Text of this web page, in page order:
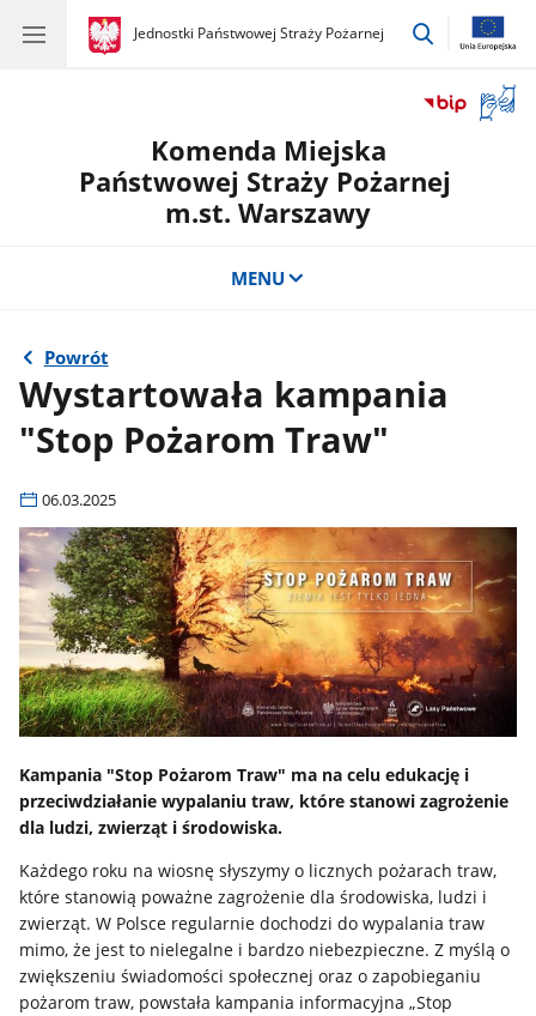
gov.pl
Jednostki Państwowej Straży Pożarnej
gov.pl
Jednostki
przejdź
okno
Komenda Miejska
Państwowej Straży Pożarnej
m.st. Warszawy
MENU
Powrót
Wystartowała kampania
"Stop Pożarom Traw"
06.03.2025
Kampania "Stop Pożarom Traw" ma na celu edukację i
przeciwdziałanie wypalaniu traw, które stanowi zagrożenie
dla ludzi, zwierząt i środowiska.
Każdego roku na wiosnę słyszymy o licznych pożarach traw,
które stanowią poważne zagrożenie dla środowiska, ludzi i
zwierząt. W Polsce regularnie dochodzi do wypalania traw
mimo, że jest to nielegalne i bardzo niebezpieczne. Z myślą o
zwiększeniu świadomości społecznej oraz o zapobieganiu
pożarom traw, powstała kampania informacyjna „Stop